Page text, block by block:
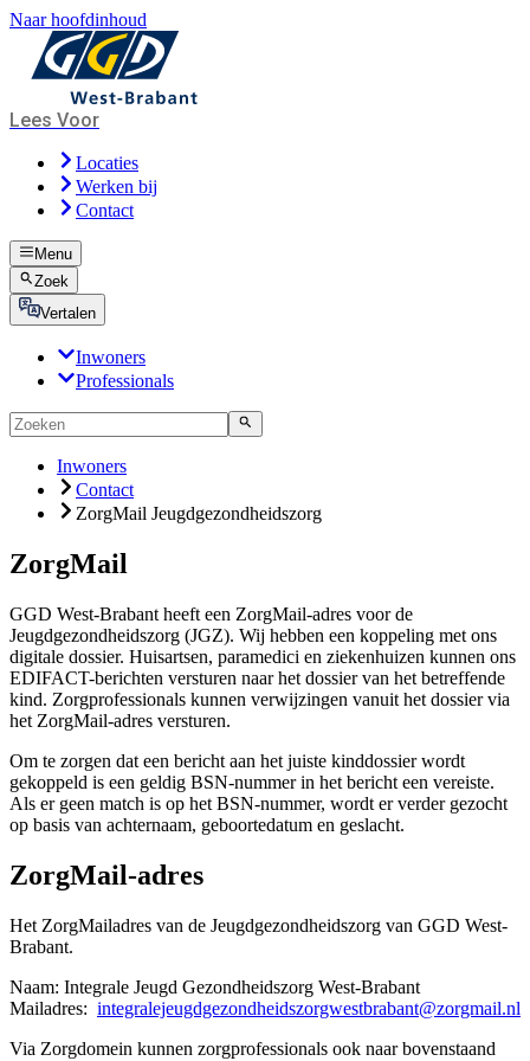
Naar hoofdinhoud
Lees Voor
Locaties
Werken bij
Contact
Menu
Zoek
Vertalen
Inwoners
Professionals
Inwoners
Contact
ZorgMail Jeugdgezondheidszorg
ZorgMail
GGD West-Brabant heeft een ZorgMail-adres voor de
Jeugdgezondheidszorg (JGZ). Wij hebben een koppeling met ons
digitale dossier. Huisartsen, paramedici en ziekenhuizen kunnen ons
EDIFACT-berichten versturen naar het dossier van het betreffende
kind. Zorgprofessionals kunnen verwijzingen vanuit het dossier via
het ZorgMail-adres versturen.
Om te zorgen dat een bericht aan het juiste kinddossier wordt
gekoppeld is een geldig BSN-nummer in het bericht een vereiste.
Als er geen match is op het BSN-nummer, wordt er verder gezocht
op basis van achternaam, geboortedatum en geslacht.
ZorgMail-adres
Het ZorgMailadres van de Jeugdgezondheidszorg van GGD West-
Brabant.
Naam: Integrale Jeugd Gezondheidszorg West-Brabant
Mailadres: integralejeugdgezondheidszorgwestbrabant@zorgmail.nl
Via Zorgdomein kunnen zorgprofessionals ook naar bovenstaand